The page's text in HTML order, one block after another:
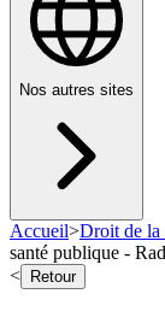
Nos autres sites
Accueil>Droit de la
santé publique -
<
Retour